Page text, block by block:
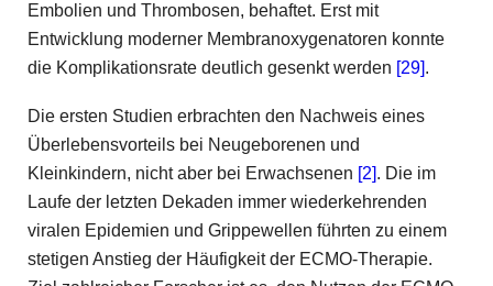
Embolien und Thrombosen, behaftet. Erst mit
Entwicklung moderner Membranoxygenatoren konnte
die Komplikationsrate deutlich gesenkt werden [29].
Die ersten Studien erbrachten den Nachweis eines
Überlebensvorteils bei Neugeborenen und
Kleinkindern, nicht aber bei Erwachsenen [2]. Die im
Laufe der letzten Dekaden immer wiederkehrenden
viralen Epidemien und Grippewellen führten zu einem
stetigen Anstieg der Häufigkeit der ECMO-Therapie.